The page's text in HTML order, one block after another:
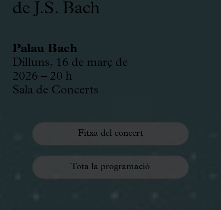
de J.S. Bach
Palau Bach
Dilluns, 16 de març de
2026 – 20 h
Sala de Concerts
Fitxa del concert
Tota la programació